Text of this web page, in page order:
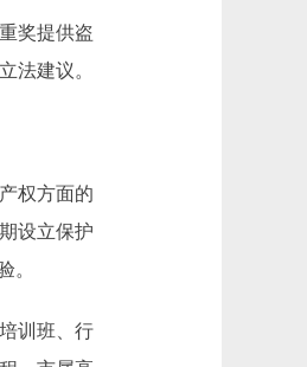
奖提供盗
法建议。
权方面的
设立保护
。
训班、行